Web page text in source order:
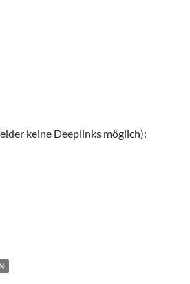
keine Deeplinks möglich):